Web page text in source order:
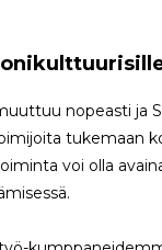
nopeasti ja
tukemaan
voi olla